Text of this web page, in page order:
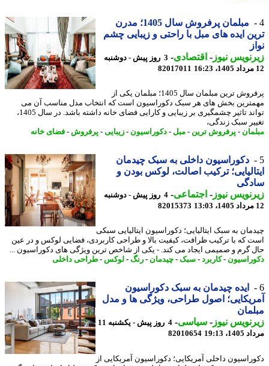
مبلمان پرفروش سال 1405؛ مدرن
ایده های مبل با راحتی و زیبایی چشم
نیوز-اقتصادی- 3 روز پیش - دوشنبه
82017011
پرفروش ترین مبلمان سال 1405؛ مبلمان یکی از
بخش های هر سبک دکوراسیون است که انتخاب مدل مناسب آن می
تواند تاثیر چشمگیری بر زیبایی و کارایی فضای خانه داشته باشد. در سال 1405،
سبک زندگی،
-پرفروش ترین- مبل -دکوراسیون-زیبایی-پرفروش -فضای خانه
دکوراسیون داخلی به سبک چیدمان
ترکیب اصالت، لوکس بودن و
نیوز-اجتماعی-
4 روز پیش - دوشنبه
82015373
به سبک ایتالیایی؛ دکوراسیون ایتالیایی سبکی
که با ترکیب ظرافت، کیفیت بالا و طراحی کاربردی، فضایی لوکس و در عین
گرم و صمیمی ایجاد می کند. - یکی از شاخص ترین ویژگی های دکوراسیون ...
-کاربرد-سبک-چیدمان-رنگ -لوکس-طراحی داخلی
ایده چیدمان به سبک دکوراسیون
اصول طراحی، ویژگی ها و مدل
نیوز-سیاسی-
4 روز پیش - یکشنبه 11
19:13
82010654
داخلی آمریکایی؛ دکوراسیون آمریکایی از